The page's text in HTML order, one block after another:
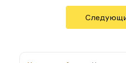
отвергает этот соблазн,
окружении чад и
прекрасной жизни. Он
совершил».…